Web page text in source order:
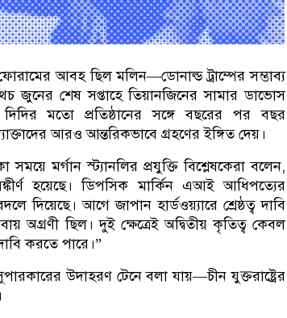
ফোরামের আবহ ছিল মলিন—ডোনাল্ড ট্রাম্পের সম্ভাব্য
জুনের শেষ সপ্তাহে তিয়ানজিনের সামার ডাভোস
মতো প্রতিষ্ঠানের সঙ্গে বছরের পর বছর
আরও আন্তরিকভাবে গ্রহণের ইঙ্গিত দেয়।
মর্গান স্ট্যানলির প্রযুক্তি বিশ্লেষকেরা বলেন,
হয়েছে। ডিপসিক মার্কিন এআই আধিপত্যের
দিয়েছে। আগে জাপান হার্ডওয়্যারে শ্রেষ্ঠত্ব দাবি
অগ্রণী ছিল। দুই ক্ষেত্রেই অদ্বিতীয় কৃতিত্ব কেবল
করতে পারে।”
উদাহরণ টেনে বলা যায়—চীন যুক্তরাষ্ট্রের